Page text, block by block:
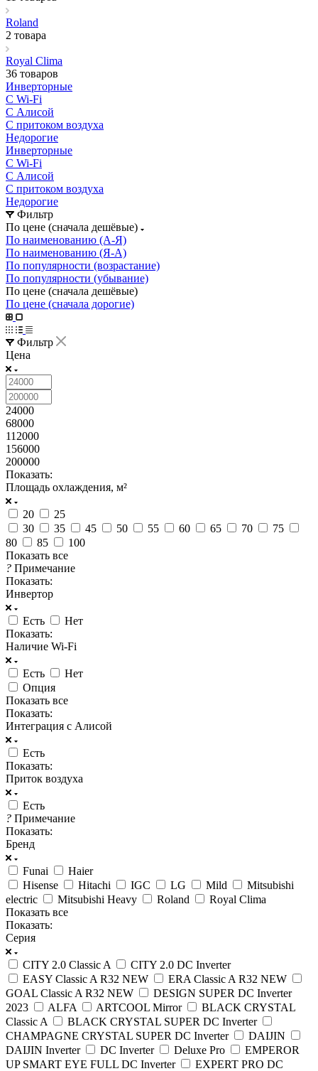
Roland
2 товара
Royal Clima
36 товаров
Инверторные
С Wi-Fi
С Алисой
С притоком воздуха
Недорогие
Инверторные
С Wi-Fi
С Алисой
С притоком воздуха
Недорогие
Фильтр
По цене (сначала дешёвые)
По наименованию (А-Я)
По наименованию (Я-А)
По популярности (возрастание)
По популярности (убывание)
По цене (сначала дешёвые)
По цене (сначала дорогие)
Фильтр
Цена
24000
68000
112000
156000
200000
Показать:
Площадь охлаждения, м²
20
25
30
35 45 50 55 60 65 70
75
80
85
100
Показать все
? Примечание
Показать:
Инвертор
Есть
Нет
Показать:
Наличие Wi-Fi
Есть
Нет
Опция
Показать все
Показать:
Интеграция с Алисой
Есть
Показать:
Приток воздуха
Есть
? Примечание
Показать:
Бренд
Funai
Haier
Hisense
Hitachi IGC LG Mild
Mitsubishi
electric
Mitsubishi Heavy Roland
Royal Clima
Показать все
Показать:
Серия
CITY 2.0 Classic A
CITY 2.0 DC Inverter
EASY Classic A R32 NEW
ERA Classic A R32 NEW
GOAL Classic A R32 NEW
DESIGN SUPER DC Inverter
2023
ALFA ARTCOOL Mirror
BLACK CRYSTAL
Classic A
BLACK CRYSTAL SUPER DC Inverter
CHAMPAGNE CRYSTAL SUPER DC Inverter
DAIJIN
DAIJIN Inverter
DC Inverter Deluxe Pro
EMPEROR
UP SMART EYE FULL DC Inverter
EXPERT PRO DC